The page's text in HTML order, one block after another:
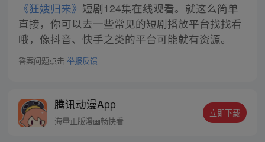
《狂嫂归来》 短剧124集在线观看。就这么简单
直接，你可以去一些常见的短剧播放平台找找看
哦，像抖音、快手之类的平台可能就有资源。
答案问题点击 举报反馈
腾讯动漫App
海量正版漫画畅快看
立即下载